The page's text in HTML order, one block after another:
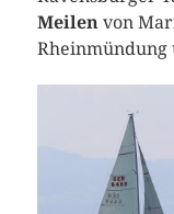
Meilenvon
Rheinmündung